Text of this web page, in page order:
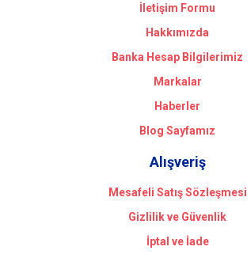
İletişim Formu
Hakkımızda
Banka Hesap Bilgilerimiz
Markalar
Haberler
Blog Sayfamız
Alışveriş
Mesafeli Satış Sözleşmesi
Gizlilik ve Güvenlik
İptal ve İade